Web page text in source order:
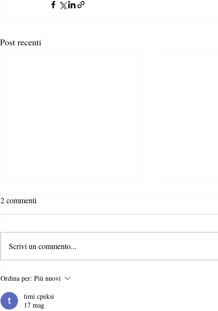
Post recenti
2 commenti
Scrivi un commento...
Ordina per: Più nuovi
timi cpeksi
17 mag